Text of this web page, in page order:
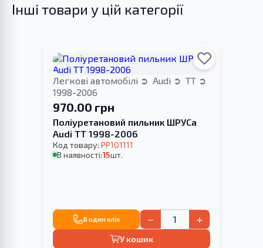
Інші товари у цій категорії
Легкові автомобілі Audi
TT
1998-2006
970.00 грн
Поліуретановий пильник ШРУСа
Audi TT 1998-2006
Код товару: PP101111
В наявності:15шт.
В один клік − +
У кошик